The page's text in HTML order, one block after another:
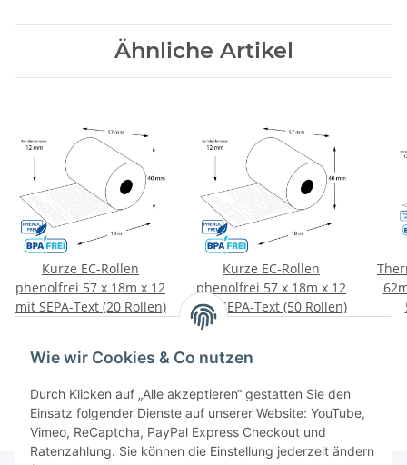
Ähnliche Artikel
Kurze EC-Rollen
phenolfrei 57 x 18m x 12
mit SEPA-Text (20 Rollen)
Kurze EC-Rollen
phenolfrei 57 x 18m x 12
mit SEPA-Text (50 Rollen)
Wie wir Cookies & Co nutzen
Durch Klicken auf „Alle akzeptieren“ gestatten Sie den
Einsatz folgender Dienste auf unserer Website: YouTube,
Vimeo, ReCaptcha, PayPal Express Checkout und
Ratenzahlung. Sie können die Einstellung jederzeit ändern